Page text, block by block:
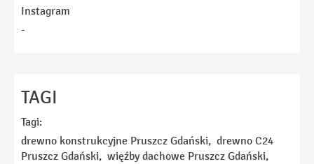
Instagram
-
E-mail
TAGI
Tagi:
drewno konstrukcyjne Pruszcz Gdański, drewno C24
Pruszcz Gdański, więźby dachowe Pruszcz Gdański,